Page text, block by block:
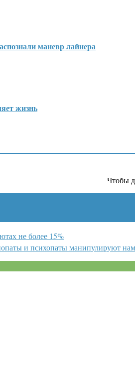
маневр лайнера
жизнь
Чтобы
не более 15%
и психопаты манипулируют